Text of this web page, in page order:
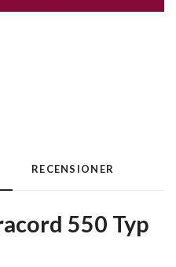
RECENSIONER
550 Typ